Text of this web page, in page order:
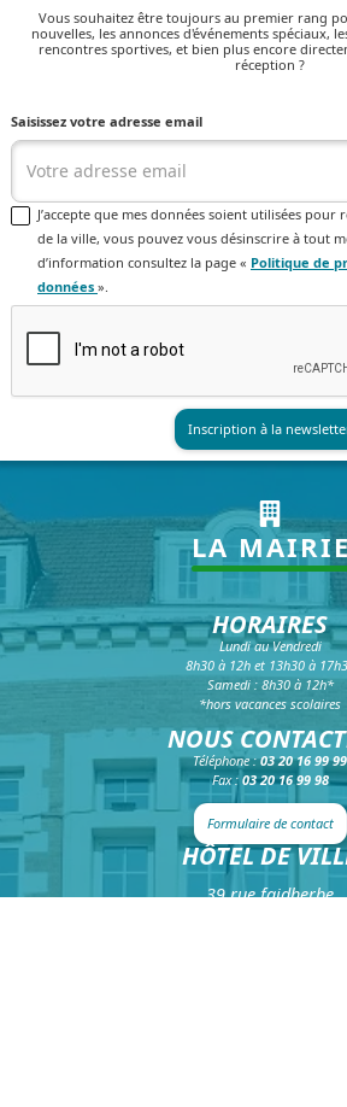
Vous souhaitez être toujours au premier rang
nouvelles, les annonces d'événements spéciaux,
rencontres sportives, et bien plus encore
réception ?
Saisissez votre adresse email
J’accepte que mes données soient utilisées
de la ville, vous pouvez vous désinscrire à tout
d’information consultez la page « Politique de
données ».
LA MAIRIE
HORAIRES
Lundi au Vendredi
8h30 à 12h et 13h30 à
Samedi : 8h30 à 12h*
*hors vacances scolaires
NOUS
Téléphone :03 20 16 99 99
Fax : 03 20 16 99 98
Formulaire de contact
HÔTEL DE
39 rue faidherbe